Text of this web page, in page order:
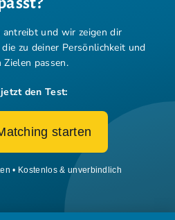
antreibt und wir zeigen dir
die zu deiner Persönlichkeit und
Zielen passen.
den Test:
starten
• Kostenlos & unverbindlich